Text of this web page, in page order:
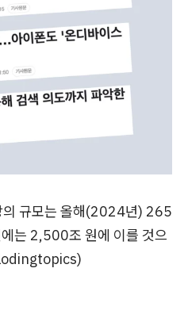
의 규모는 올해(2024년) 265
는 2,500조 원에 이를 것으